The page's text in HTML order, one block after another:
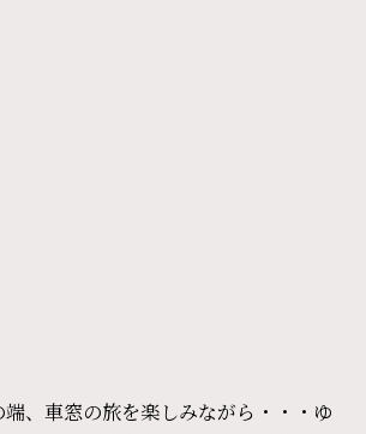
、車窓の旅を楽しみながら・・・ゆ